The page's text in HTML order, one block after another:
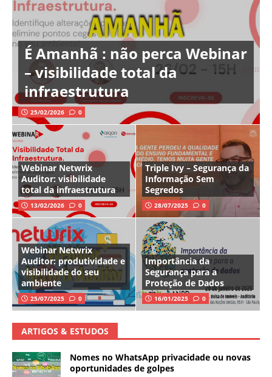
É Amanhã : não perca Webinar
– visibilidade total da
infraestrutura
25/02/2026 0
Webinar Netwrix
Auditor: visibilidade
total da infraestrutura
13/02/2026 0
Triple Ivy – Segurança da
Informação Sem
Segredos
28/07/2025 0
Webinar Netwrix
Auditor: produtividade e
visibilidade do seu
ambiente
25/07/2025 0
Importância da
Segurança para a
Proteção de Dados
16/01/2025 0
ARTIGOS & ESTUDOS
Nomes no WhatsApp privacidade ou novas
oportunidades de golpes